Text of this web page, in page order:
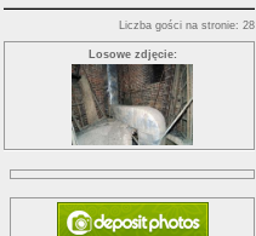
Liczba gości na stronie: 28
Losowe zdjęcie: